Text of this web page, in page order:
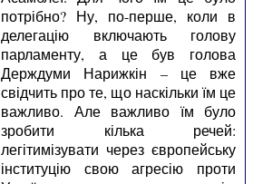
потрібно? Ну, по-перше, коли в
делегацію включають голову
парламенту, а це був голова
Держдуми Нарижкін – це вже
свідчить про те, що наскільки їм це
важливо. Але важливо їм було
зробити кілька речей:
легітимізувати через європейську
інституцію свою агресію проти